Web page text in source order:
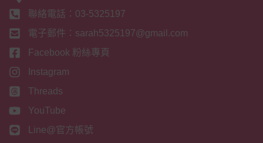
聯絡電話：03-5325197
電子郵件：sarah5325197@gmail.com
Facebook 粉絲專頁
Instagram
Threads
YouTube
Line@官方帳號